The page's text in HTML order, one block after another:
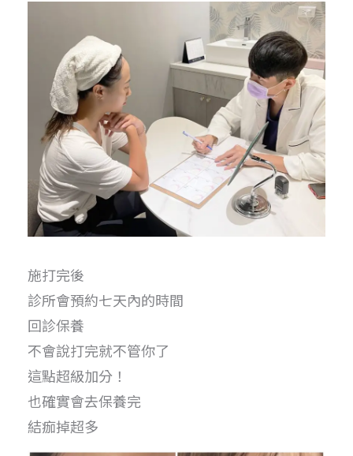
施打完後
診所會預約七天內的時間
回診保養
不會說打完就不管你了
這點超級加分！
也確實會去保養完
結痂掉超多